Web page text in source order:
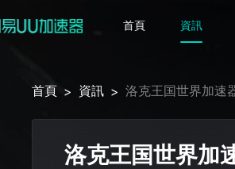
首頁 資訊
首頁 > 資訊 > 洛克王国世界加速
洛克王国世界加